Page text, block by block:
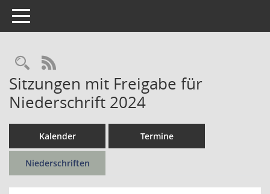
Toggle navigation
Rechercheauswahl
RSS-Feed
Sitzungen mit Freigabe für
Niederschrift 2024
Kalender Termine
Niederschriften